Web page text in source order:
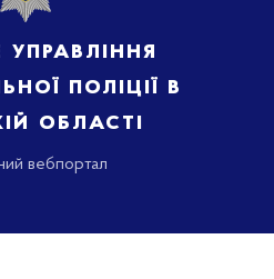
поліції в
області
вебпортал